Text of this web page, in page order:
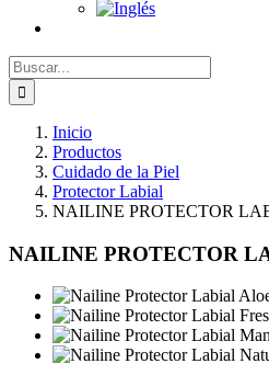
Buscar:
Inicio
Productos
Cuidado de la Piel
Protector Labial
NAILINE PROTECTOR
NAILINE PROTECTOR